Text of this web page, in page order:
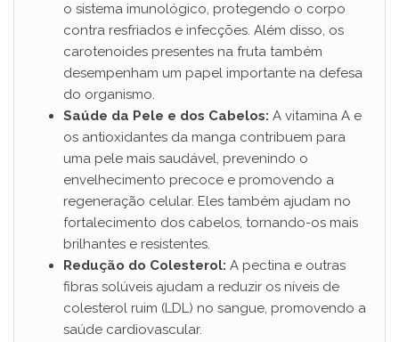
o sistema imunológico, protegendo o corpo
contra resfriados e infecções. Além disso, os
carotenoides presentes na fruta também
desempenham um papel importante na defesa
do organismo.
Saúde da Pele e dos Cabelos: A vitamina A e
os antioxidantes da manga contribuem para
uma pele mais saudável, prevenindo o
envelhecimento precoce e promovendo a
regeneração celular. Eles também ajudam no
fortalecimento dos cabelos, tornando-os mais
brilhantes e resistentes.
Redução do Colesterol: A pectina e outras
fibras solúveis ajudam a reduzir os níveis de
colesterol ruim (LDL) no sangue, promovendo a
saúde cardiovascular.